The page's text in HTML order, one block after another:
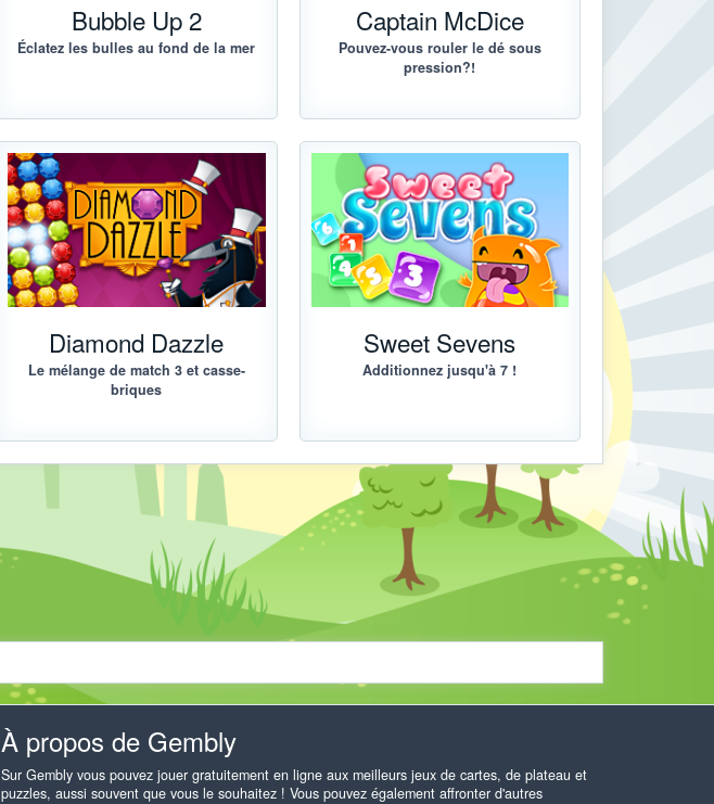
Bubble Up 2
Éclatez les bulles au fond de la mer
Captain McDice
Pouvez-vous rouler le dé sous
pression?!
Diamond Dazzle
Le mélange de match 3 et casse-
briques
Sweet Sevens
Additionnez jusqu'à 7 !
À propos de Gembly
Sur Gembly vous pouvez jouer gratuitement en ligne aux meilleurs jeux de cartes, de plateau et
puzzles, aussi souvent que vous le souhaitez ! Vous pouvez également affronter d'autres